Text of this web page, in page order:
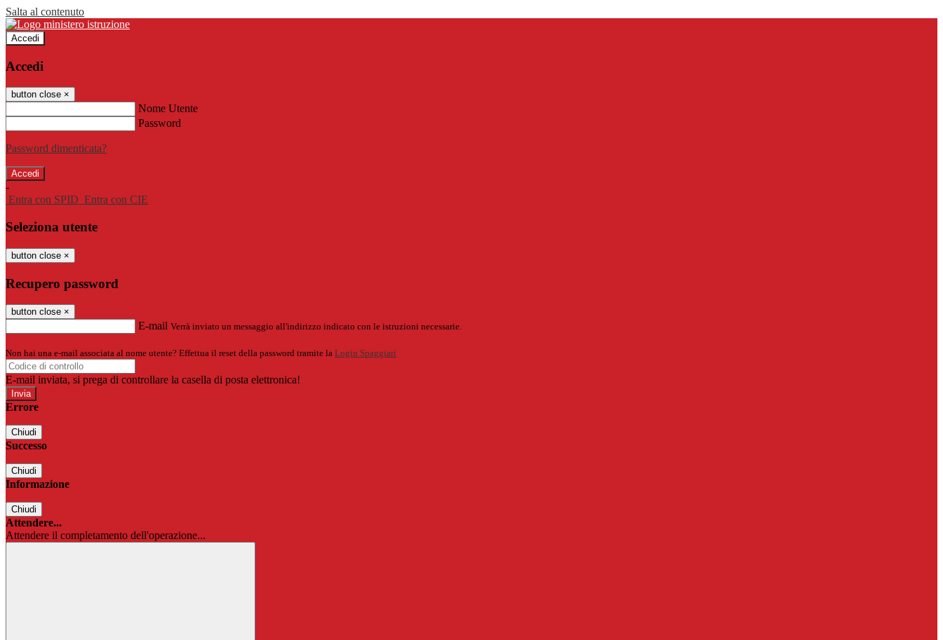
Salta al contenuto
Accedi
Accedi
button close ×
Nome Utente
Password
Password dimenticata?
-
Entra con SPID Entra con CIE
Seleziona utente
button close ×
Recupero password
button close ×
E-mail Verrà inviato un messaggio all'indirizzo indicato con le istruzioni necessarie.
Non hai una e-mail associata al nome utente? Effettua il reset della password tramite la Login Spaggiari
E-mail inviata, si prega di controllare la casella di posta elettronica!
Errore
Chiudi
Successo
Chiudi
Informazione
Chiudi
Attendere...
Attendere il completamento dell'operazione...